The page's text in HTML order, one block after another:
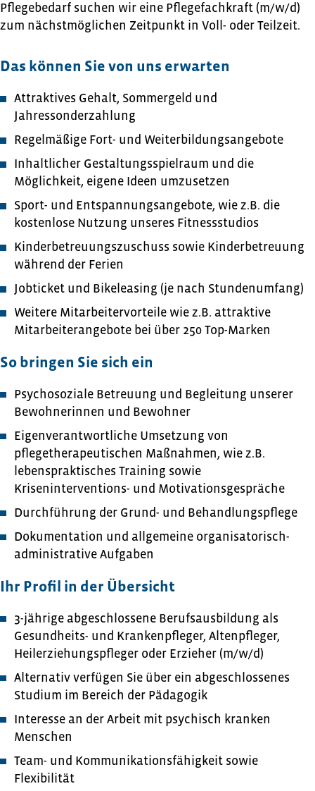
Pflegebedarf suchen wir eine Pflegefachkraft (m/w/d)
zum nächstmöglichen Zeitpunkt in Voll- oder Teilzeit.
Das können Sie von uns erwarten
Attraktives Gehalt, Sommergeld und
Jahressonderzahlung
Regelmäßige Fort- und Weiterbildungsangebote
Inhaltlicher Gestaltungsspielraum und die
Möglichkeit, eigene Ideen umzusetzen
Sport- und Entspannungsangebote, wie z.B. die
kostenlose Nutzung unseres Fitnessstudios
Kinderbetreuungszuschuss sowie Kinderbetreuung
während der Ferien
Jobticket und Bikeleasing (je nach Stundenumfang)
Weitere Mitarbeitervorteile wie z.B. attraktive
Mitarbeiterangebote bei über 250 Top-Marken
So bringen Sie sich ein
Psychosoziale Betreuung und Begleitung unserer
Bewohnerinnen und Bewohner
Eigenverantwortliche Umsetzung von
pflegetherapeutischen Maßnahmen, wie z.B.
lebenspraktisches Training sowie
Kriseninterventions- und Motivationsgespräche
Durchführung der Grund- und Behandlungspflege
Dokumentation und allgemeine organisatorisch-
administrative Aufgaben
Ihr Profil in der Übersicht
3-jährige abgeschlossene Berufsausbildung als
Gesundheits- und Krankenpfleger, Altenpfleger,
Heilerziehungspfleger oder Erzieher (m/w/d)
Alternativ verfügen Sie über ein abgeschlossenes
Studium im Bereich der Pädagogik
Interesse an der Arbeit mit psychisch kranken
Menschen
Team- und Kommunikationsfähigkeit sowie
Flexibilität